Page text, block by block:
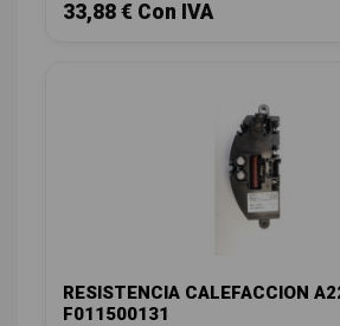
33,88 € Con IVA
RESISTENCIA CALEFACCION
F011500131